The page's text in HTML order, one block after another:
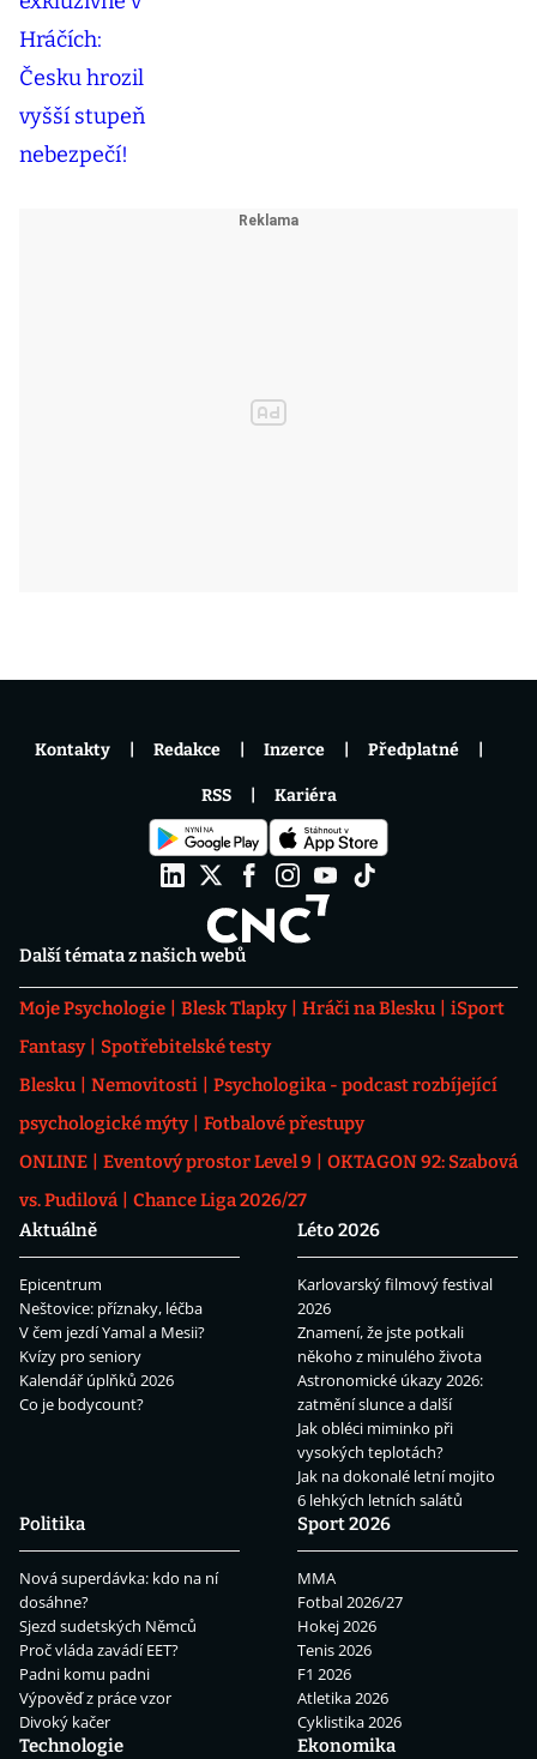
Další témata z našich webů
Moje Psychologie Blesk Tlapky Hráči na Blesku
iSport
Fantasy
Spotřebitelské testy
Blesku
Nemovitosti
Psychologika - podcast rozbíjející
psychologické mýty
Fotbalové přestupy
ONLINE
Eventový prostor Level 9
OKTAGON 92: Szabová
vs. Pudilová
Chance Liga 2026/27
Aktuálně
Epicentrum
Neštovice: příznaky, léčba
V čem jezdí Yamal a Mesii?
Kvízy pro seniory
Kalendář úplňků 2026
Co je bodycount?
Léto 2026
Karlovarský filmový festival
2026
Znamení, že jste potkali
někoho z minulého života
Astronomické úkazy 2026:
zatmění slunce a další
Jak obléci miminko při
vysokých teplotách?
Jak na dokonalé letní mojito
6 lehkých letních salátů
Politika
Nová superdávka: kdo na ní
dosáhne?
Sjezd sudetských Němců
Proč vláda zavádí EET?
Padni komu padni
Výpověď z práce vzor
Divoký kačer
Sport 2026
MMA
Fotbal 2026/27
Hokej 2026
Tenis 2026
F1 2026
Atletika 2026
Cyklistika 2026
Technologie
Ekonomika
Kontakty Redakce Inzerce Předplatné
RSS Kariéra